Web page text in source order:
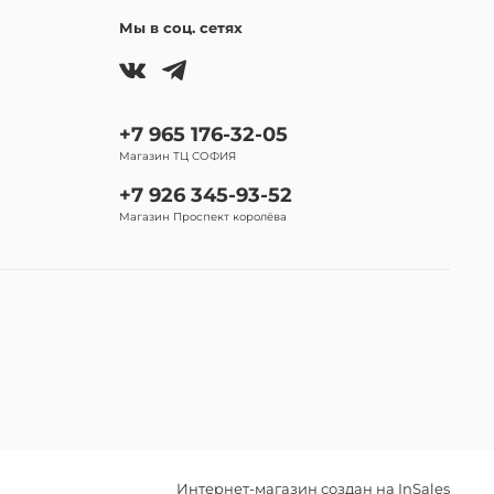
Мы в соц. сетях
+7 965 176-32-05
Магазин ТЦ СОФИЯ
+7 926 345-93-52
Магазин Проспект королёва
Интернет-магазин создан на InSales